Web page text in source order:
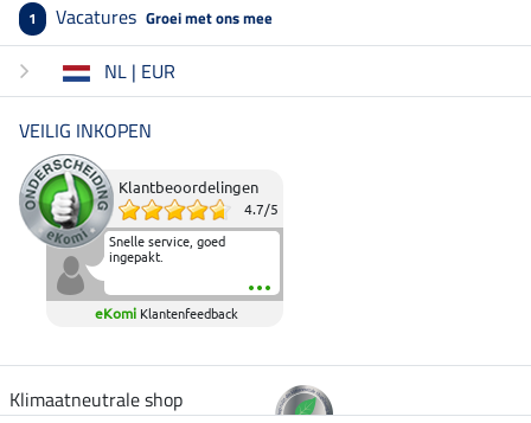
1 Vacatures Groei met ons mee
NL | EUR
VEILIG INKOPEN
Klantbeoordelingen
4.7/5
Snelle service, goed
ingepakt.
eKomi Klantenfeedback
Klimaatneutrale shop